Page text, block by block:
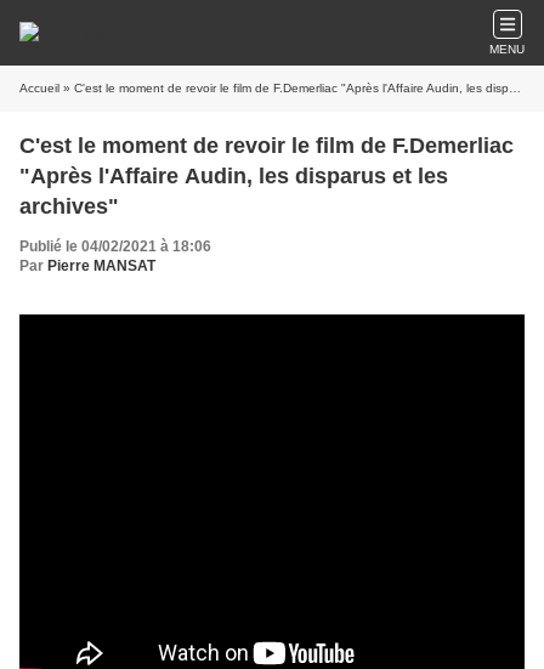
MENU
Accueil » C'est le moment de revoir le film de F.Demerliac "Après l'Affaire Audin, les disparus et les archives"
C'est le moment de revoir le film de F.Demerliac
"Après l'Affaire Audin, les disparus et les
archives"
Publié le 04/02/2021 à 18:06
Par Pierre MANSAT